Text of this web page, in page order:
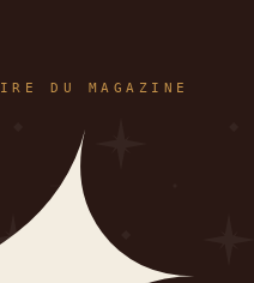
DU MAGAZINE